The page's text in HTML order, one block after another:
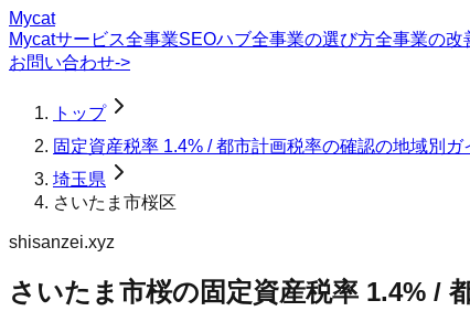
Mycat
Mycatサービス全事業SEOハブ全事業の選び方全事業の改
お問い合わせ->
トップ
固定資産税率 1.4% / 都市計画税率の確認の地域別ガ
埼玉県
さいたま市桜区
shisanzei.xyz
さいたま市桜の固定資産税率 1.4% /